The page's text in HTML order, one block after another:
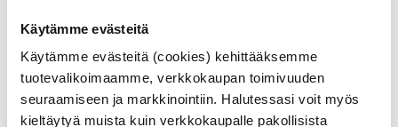
Käytämme evästeitä
Käytämme evästeitä (cookies) kehittääksemme
tuotevalikoimaamme, verkkokaupan toimivuuden
seuraamiseen ja markkinointiin. Halutessasi voit myös
kieltäytyä muista kuin verkkokaupalle pakollisista